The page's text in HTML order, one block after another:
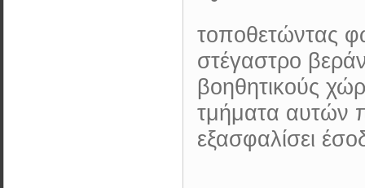
τοποθετώντας
στέγαστρο
βοηθητικούς
τμήματα αυτών
εξασφαλίσει